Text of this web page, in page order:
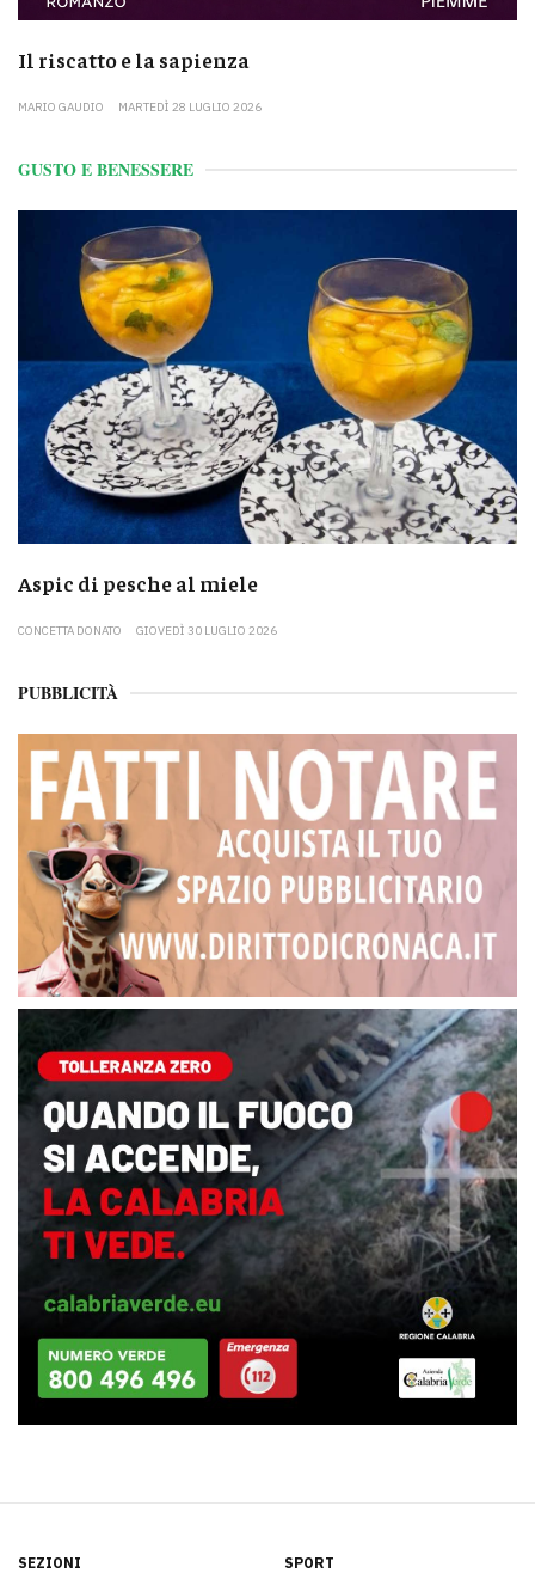
Il riscatto e la sapienza
MARIO GAUDIO MARTEDÌ 28 LUGLIO 2026
GUSTO E BENESSERE
Aspic di pesche al miele
CONCETTA DONATO GIOVEDÌ 30 LUGLIO 2026
PUBBLICITÀ
SEZIONI SPORT